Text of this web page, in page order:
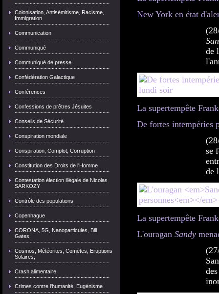
Colonisation, Antisémitisme, Racisme,
Immigration
Communication
Communiqué
Communiqué de presse
Confédération Galactique
Conférences
Confessions de prêtres Jésuites
Conseils de Sécurité
Conspiration mondiale
Conspiration, Complot, Corruption
Constitution des Droits de l'Homme
Contestation élection illégale de Nicolas
SARKOZY
Contrôle des populations
Copenhague
CORONA, 5G, Nanoparticules, Bill
Gates
Cosmos, Météorites, Comètes, Eruptions
Solaires,
Crash alimentaire
Crimes contre l'humanité, Eugénisme
New York en état
de
La supertempête
De fortes intempéries
se
de
La supertempête
L'ouragan Sandy